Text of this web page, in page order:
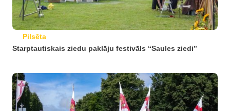
Pilsēta
Starptautiskais ziedu paklāju festivāls “Saules ziedi”